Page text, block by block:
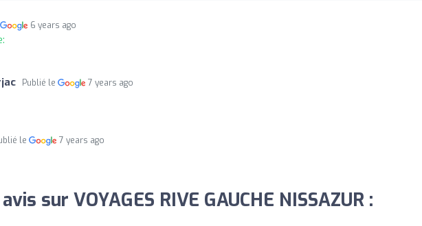
6 years ago
Publié le 7 years ago
le 7 years ago
sur VOYAGES RIVE GAUCHE NISSAZUR :